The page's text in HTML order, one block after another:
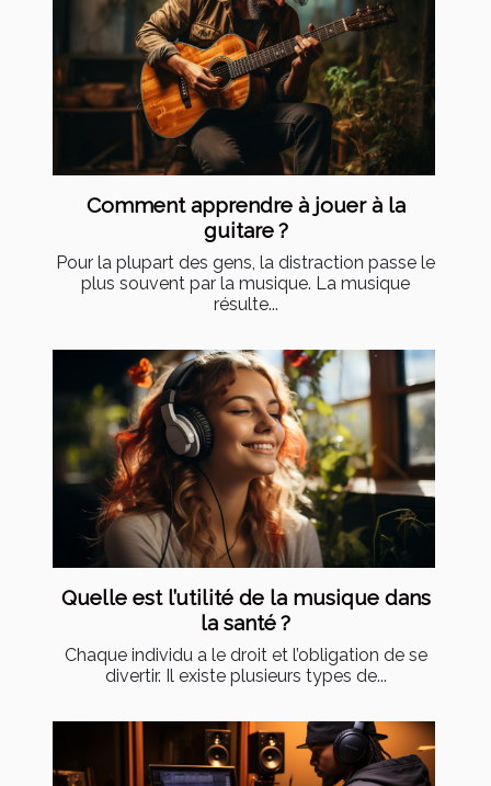
Comment apprendre à jouer à la
guitare ?
Pour la plupart des gens, la distraction passe le
plus souvent par la musique. La musique
résulte...
Quelle est l’utilité de la musique dans
la santé ?
Chaque individu a le droit et l’obligation de se
divertir. Il existe plusieurs types de...